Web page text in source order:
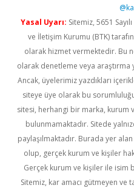
Yasal Uyarı: Sitemiz, 5651
ve İletişim Kurumu (BTK)
olarak hizmet vermektedir. Bu
olarak denetleme veya
Ancak, üyelerimiz yazdıkları
siteye üye olarak bu
sitesi, herhangi bir marka, kurum
bulunmamaktadır. Sitede
paylaşılmaktadır. Burada yer
olup, gerçek kurum ve kişiler
Gerçek kurum ve kişiler ile
Sitemiz, kar amacı gütmeyen ve